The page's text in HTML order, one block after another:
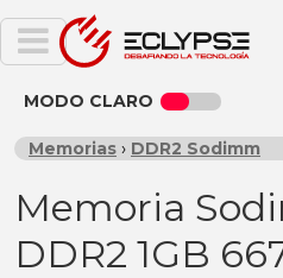
MODO CLARO
Memorias › DDR2 Sodimm
Memoria
DDR2 1GB